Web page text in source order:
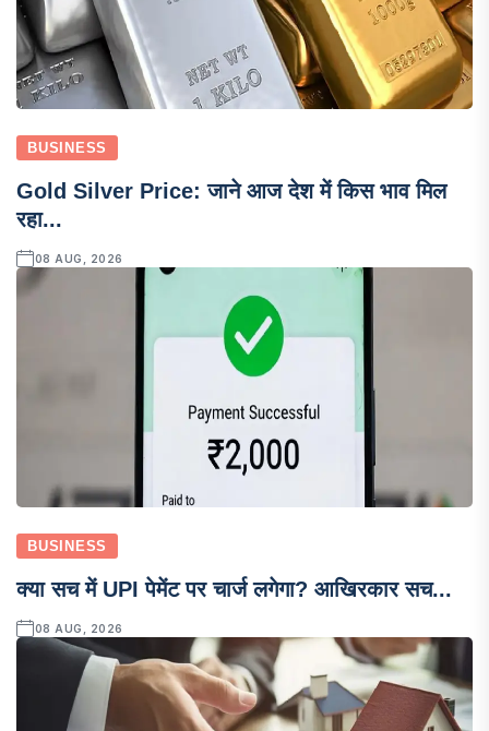
BUSINESS
Gold Silver Price: जाने आज देश में किस भाव मिल
रहा...
08 AUG, 2026
BUSINESS
क्या सच में UPI पेमेंट पर चार्ज लगेगा? आखिरकार सच...
08 AUG, 2026